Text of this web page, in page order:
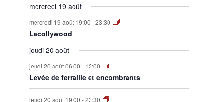
mercredi 19 août
mercredi 19 août 19:00 -23:30
Lacollywood
jeudi 20 août
jeudi 20 août 06:00 - 12:00
Levée de ferraille et encombrants
jeudi 20 août 19:00 -23:30